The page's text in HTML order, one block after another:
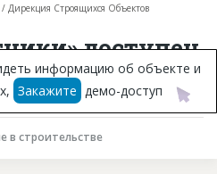
Дирекция Строящихся Объектов
доступен
в строительстве
информацию об объекте и
Закажите демо-доступ